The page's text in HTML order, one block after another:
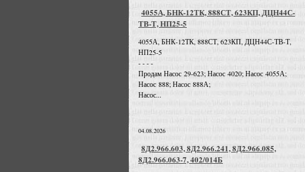
4055А, БНК-12ТК, 888СТ, 623КП, ДЦН44С-
ТВ-Т, НП25-5
4055А, БНК-12ТК, 888СТ, 623КП, ДЦН44С-ТВ-Т,
НП25-5
- - - -
Продам Насос 29-623; Насос 4020; Насос 4055А;
Насос 888; Насос 888А;
Насос...
04.08.2026
8Д2.966.603, 8Д2.966.241, 8Д2.966.085,
8Д2.966.063-7, 402/014Б